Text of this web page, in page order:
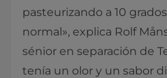
pasteurizando a 10
normal», explica Rolf
sénior en separación de
tenía un olor y un sabor